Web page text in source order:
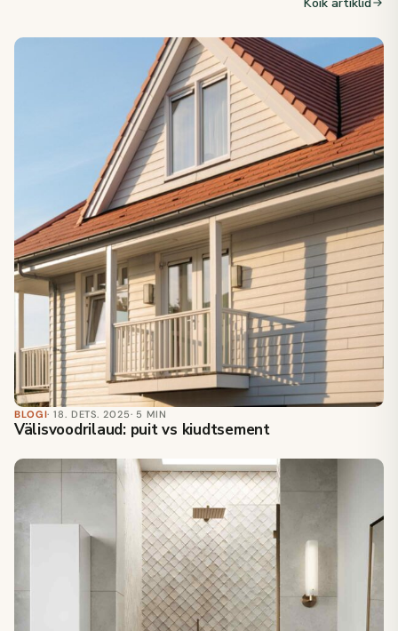
BLOGI· 18. DETS. 2025· 5 MIN
Välisvoodrilaud: puit vs kiudtsement